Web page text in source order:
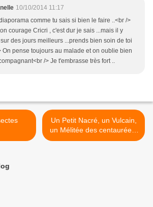
10/10/2014 11:17
comme tu sais si bien le faire ..<br />
courage Cricri , c'est dur je sais ...mais il y
des jours meilleurs ...prends bien soin de toi
On pense toujours au malade et on oublie bien
/> Je t'embrasse très fort ..
Un Petit Nacré, un Vulcain,
un Mélitée des centaurées.
>